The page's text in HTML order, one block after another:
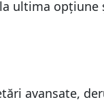
RO-ALERT?
ultima opțiune
avansate,